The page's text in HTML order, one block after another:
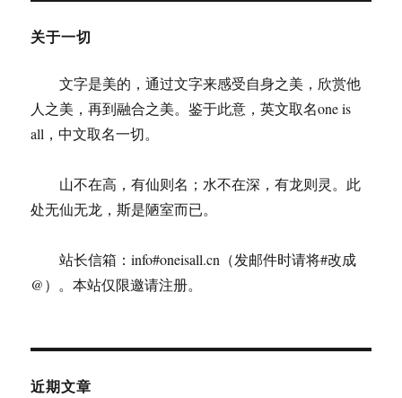
人
格
是
一
道
的
提
关于一切
文字是美的，通过文字来感受自身之美，欣赏他
人之美，再到融合之美。鉴于此意，英文取名one is
all，中文取名一切。
山不在高，有仙则名；水不在深，有龙则灵。此
处无仙无龙，斯是陋室而已。
站长信箱：info#oneisall.cn（发邮件时请将#改成
@）。本站仅限邀请注册。
近期文章